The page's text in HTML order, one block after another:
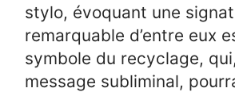
stylo, évoquant une
remarquable d’entre eux
symbole du recyclage,
message subliminal,